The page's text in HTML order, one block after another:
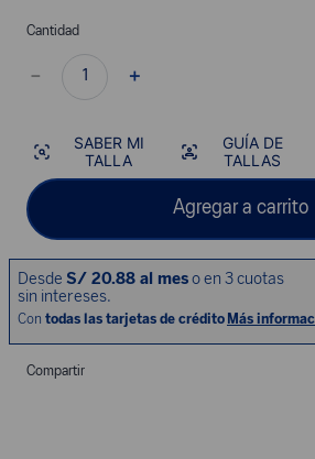
Cantidad
＋
－
SABER MI
TALLA
GUÍA DE
TALLAS
Agregar a carrito
Compartir